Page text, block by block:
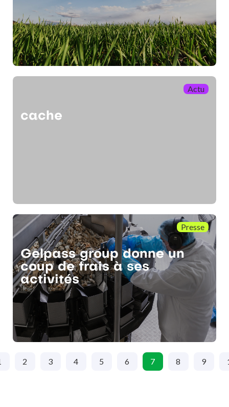
Actu
cache
Presse
Gelpass group donne un
coup de frais à ses
activités
2 3 4 5 6 7 8 9